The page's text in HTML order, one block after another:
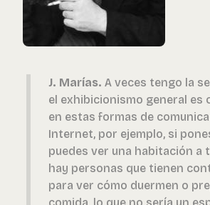
J. Marías. A veces tengo la
el exhibicionismo general es
en estas formas de
Internet, por ejemplo, si
puedes ver una habitación a
hay personas que tienen
para ver cómo duermen o